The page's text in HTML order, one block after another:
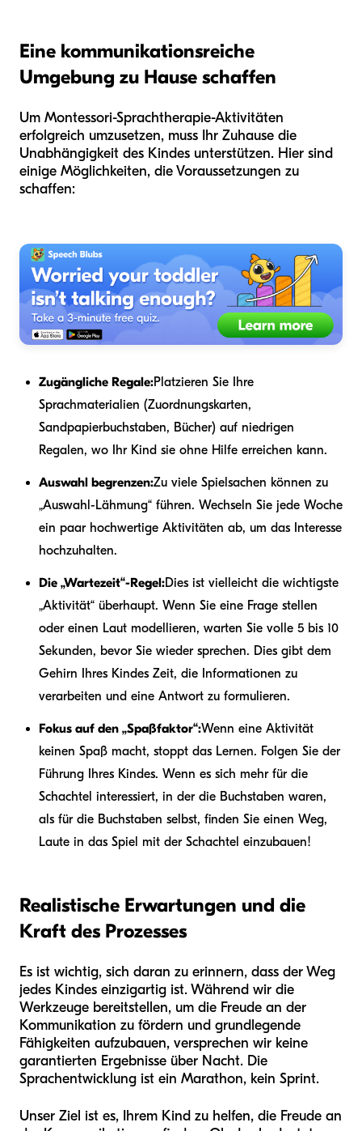
Eine kommunikationsreiche
Umgebung zu Hause schaffen
Um Montessori-Sprachtherapie-Aktivitäten
erfolgreich umzusetzen, muss Ihr Zuhause die
Unabhängigkeit des Kindes unterstützen. Hier sind
einige Möglichkeiten, die Voraussetzungen zu
schaffen:
Zugängliche Regale:Platzieren Sie Ihre
Sprachmaterialien (Zuordnungskarten,
Sandpapierbuchstaben, Bücher) auf niedrigen
Regalen, wo Ihr Kind sie ohne Hilfe erreichen kann.
Auswahl begrenzen:Zu viele Spielsachen können zu
„Auswahl-Lähmung“ führen. Wechseln Sie jede Woche
ein paar hochwertige Aktivitäten ab, um das Interesse
hochzuhalten.
Die „Wartezeit“-Regel:Dies ist vielleicht die wichtigste
„Aktivität“ überhaupt. Wenn Sie eine Frage stellen
oder einen Laut modellieren, warten Sie volle 5 bis 10
Sekunden, bevor Sie wieder sprechen. Dies gibt dem
Gehirn Ihres Kindes Zeit, die Informationen zu
verarbeiten und eine Antwort zu formulieren.
Fokus auf den „Spaßfaktor“:Wenn eine Aktivität
keinen Spaß macht, stoppt das Lernen. Folgen Sie der
Führung Ihres Kindes. Wenn es sich mehr für die
Schachtel interessiert, in der die Buchstaben waren,
als für die Buchstaben selbst, finden Sie einen Weg,
Laute in das Spiel mit der Schachtel einzubauen!
Realistische Erwartungen und die
Kraft des Prozesses
Es ist wichtig, sich daran zu erinnern, dass der Weg
jedes Kindes einzigartig ist. Während wir die
Werkzeuge bereitstellen, um die Freude an der
Kommunikation zu fördern und grundlegende
Fähigkeiten aufzubauen, versprechen wir keine
garantierten Ergebnisse über Nacht. Die
Sprachentwicklung ist ein Marathon, kein Sprint.
Unser Ziel ist es, Ihrem Kind zu helfen, die Freude an